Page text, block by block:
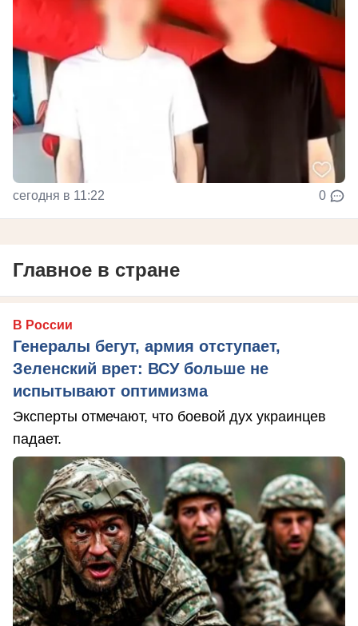
сегодня в 11:22 0
Главное в стране
В России
Генералы бегут, армия отступает,
Зеленский врет: ВСУ больше не
испытывают оптимизма
Эксперты отмечают, что боевой дух украинцев
падает.